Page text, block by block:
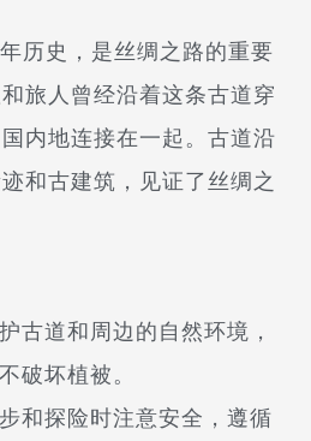
历史，是丝绸之路的重要
旅人曾经沿着这条古道穿
内地连接在一起。古道沿
和古建筑，见证了丝绸之
护古道和周边的自然环境，
破坏植被。
步和探险时注意安全，遵循